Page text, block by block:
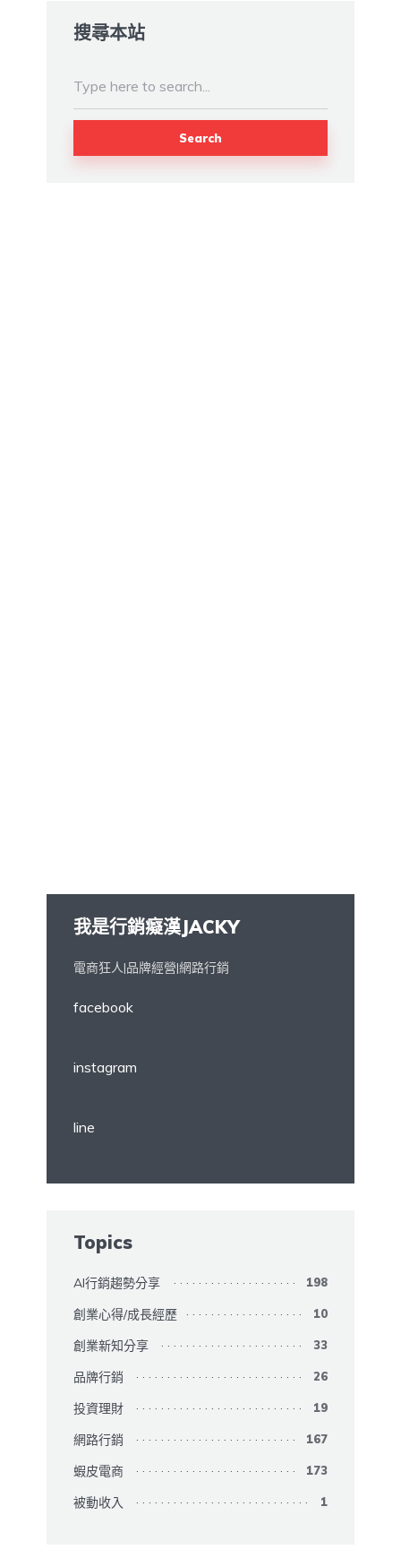
搜尋本站
Search
我是行銷癡漢JACKY
電商狂人|品牌經營|網路行銷
facebook
instagram
line
Topics
AI行銷趨勢分享 198
創業心得/成長經歷 10
創業新知分享 33
品牌行銷 26
投資理財 19
網路行銷 167
蝦皮電商 173
被動收入 1